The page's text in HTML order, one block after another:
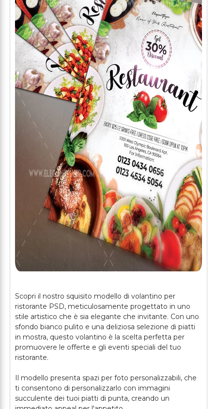
Scopri il nostro squisito modello di volantino per
ristorante PSD, meticulosamente progettato in uno
stile artistico che è sia elegante che invitante. Con uno
sfondo bianco pulito e una deliziosa selezione di piatti
in mostra, questo volantino è la scelta perfetta per
promuovere le offerte e gli eventi speciali del tuo
ristorante.
Il modello presenta spazi per foto personalizzabili, che
ti consentono di personalizzarlo con immagini
succulente dei tuoi piatti di punta, creando un